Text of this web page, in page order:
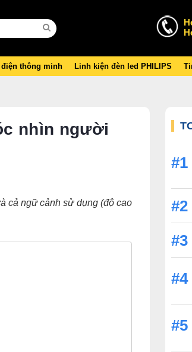
thông minh Linh kiện đèn led PHILIPS
nhìn người
cả ngữ cảnh sử dụng (độ cao
#1
#2
#3
#4
#5